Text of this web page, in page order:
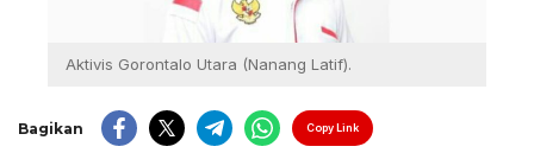
Aktivis Gorontalo Utara (Nanang Latif).
Bagikan Copy Link